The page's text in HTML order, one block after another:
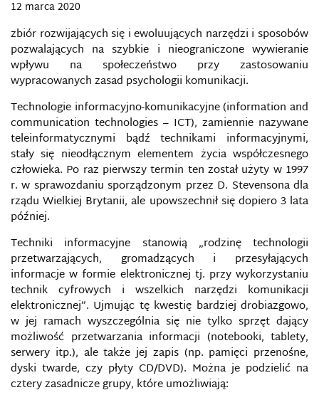
12 marca 2020
zbiór rozwijających się i ewoluujących narzędzi i sposobów
pozwalających na szybkie i nieograniczone wywieranie
wpływu na społeczeństwo przy zastosowaniu
wypracowanych zasad psychologii komunikacji.
Technologie informacyjno-komunikacyjne (information and
communication technologies – ICT), zamiennie nazywane
teleinformatycznymi bądź technikami informacyjnymi,
stały się nieodłącznym elementem życia współczesnego
człowieka. Po raz pierwszy termin ten został użyty w 1997
r. w sprawozdaniu sporządzonym przez D. Stevensona dla
rządu Wielkiej Brytanii, ale upowszechnił się dopiero 3 lata
później.
Techniki informacyjne stanowią „rodzinę technologii
przetwarzających, gromadzących i przesyłających
informacje w formie elektronicznej tj. przy wykorzystaniu
technik cyfrowych i wszelkich narzędzi komunikacji
elektronicznej”. Ujmując tę kwestię bardziej drobiazgowo,
w jej ramach wyszczególnia się nie tylko sprzęt dający
możliwość przetwarzania informacji (notebooki, tablety,
serwery itp.), ale także jej zapis (np. pamięci przenośne,
dyski twarde, czy płyty CD/DVD). Można je podzielić na
cztery zasadnicze grupy, które umożliwiają:
METODY WALKI Z INFORMACJĄ W
ELEKTRONICZNYCH ŚRODKACH MASOWEGO
PRZEKAZU
MIĘDZYNARODOWA ORGANIZACJA ATRYBUCJI
CYBERATAKÓW
MINISTERSTWO POLITYKI INFORMACYJNEJ
UKRAINY (MPI)
MONITOROWANIE WŁADZY
MYSPACE
NEWS NA TEMAT BEZPIECZEŃSTWA
NIEMILITARNE METODY PROWADZENIA WOJNY
HYBRYDOWEJ
NIEOGŁOSZONA WOJNA INFORMACYJNA KREMLA
OBRONA INFORMACYJNA